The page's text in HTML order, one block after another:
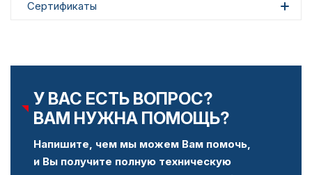
Сертификаты
У ВАС ЕСТЬ ВОПРОС?
ВАМ НУЖНА ПОМОЩЬ?
Напишите, чем мы можем Вам помочь,
и Вы получите полную техническую